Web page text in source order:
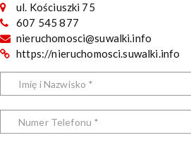
ul. Kościuszki 75
607 545 877
nieruchomosci@suwalki.info
https://nieruchomosci.suwalki.info